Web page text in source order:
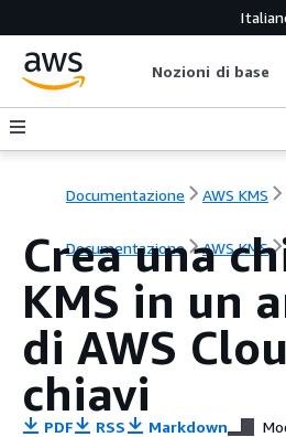
Nozioni di base
Documentazione AWS KMS
Documentazione AWS KMS
Crea una
KMS in un
di AWS
chiavi
PDF RSS Markdown